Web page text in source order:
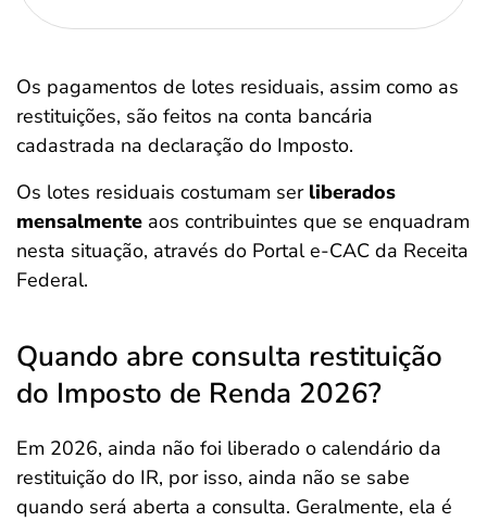
Os pagamentos de lotes residuais, assim como as
restituições, são feitos na conta bancária
cadastrada na declaração do Imposto.
Os lotes residuais costumam ser liberados
mensalmente aos contribuintes que se enquadram
nesta situação, através do Portal e-CAC da Receita
Federal.
Quando abre consulta restituição
do Imposto de Renda 2026?
Em 2026, ainda não foi liberado o calendário da
restituição do IR, por isso, ainda não se sabe
quando será aberta a consulta. Geralmente, ela é